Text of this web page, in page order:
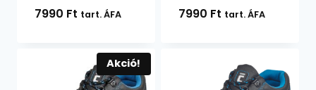
7990 Ft tart. ÁFA 7990 Ft tart. ÁFA
Akció!